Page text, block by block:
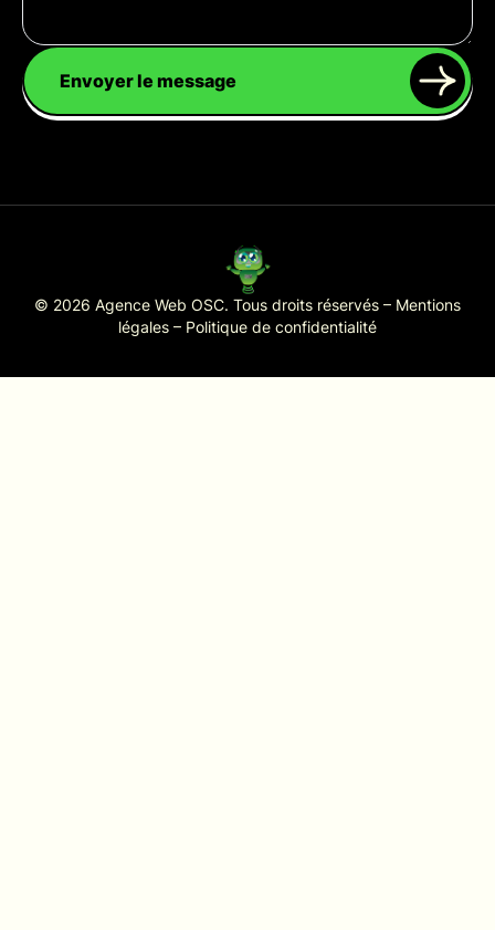
Envoyer le message
© 2026 Agence Web OSC. Tous droits réservés – Mentions
légales – Politique de confidentialité